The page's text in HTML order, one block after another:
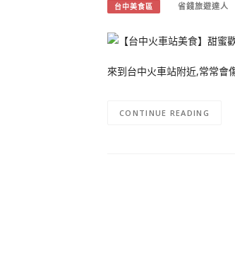
台中美食區 省錢旅遊達人
來到台中火車站附近,常常會
CONTINUE READING